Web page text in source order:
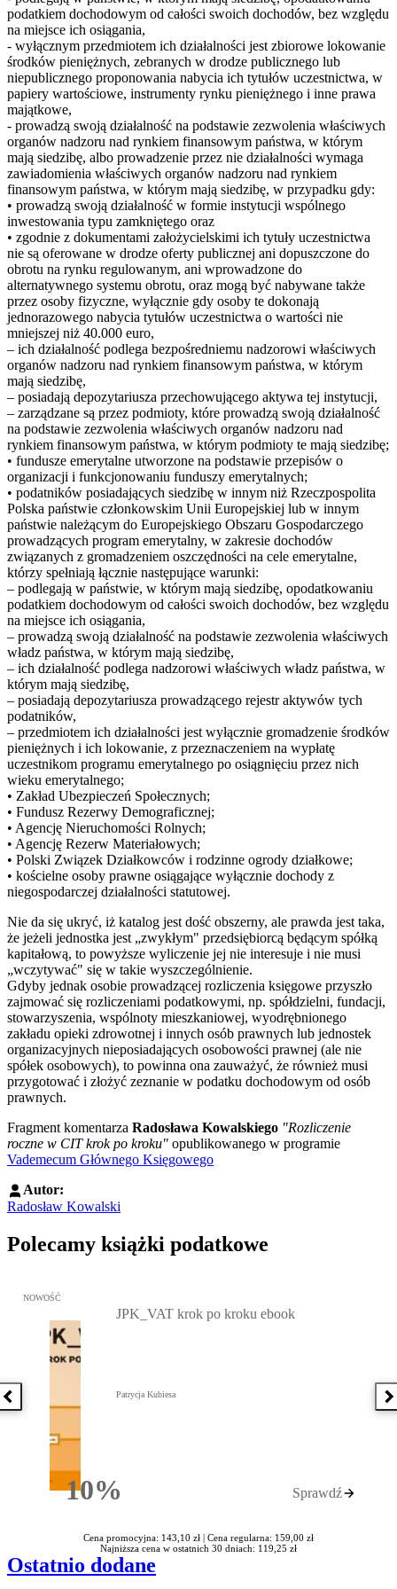
podatkiem dochodowym od całości swoich dochodów, bez względu
na miejsce ich osiągania,
- wyłącznym przedmiotem ich działalności jest zbiorowe lokowanie
środków pieniężnych, zebranych w drodze publicznego lub
niepublicznego proponowania nabycia ich tytułów uczestnictwa, w
papiery wartościowe, instrumenty rynku pieniężnego i inne prawa
majątkowe,
- prowadzą swoją działalność na podstawie zezwolenia właściwych
organów nadzoru nad rynkiem finansowym państwa, w którym
mają siedzibę, albo prowadzenie przez nie działalności wymaga
zawiadomienia właściwych organów nadzoru nad rynkiem
finansowym państwa, w którym mają siedzibę, w przypadku gdy:
• prowadzą swoją działalność w formie instytucji wspólnego
inwestowania typu zamkniętego oraz
• zgodnie z dokumentami założycielskimi ich tytuły uczestnictwa
nie są oferowane w drodze oferty publicznej ani dopuszczone do
obrotu na rynku regulowanym, ani wprowadzone do
alternatywnego systemu obrotu, oraz mogą być nabywane także
przez osoby fizyczne, wyłącznie gdy osoby te dokonają
jednorazowego nabycia tytułów uczestnictwa o wartości nie
mniejszej niż 40.000 euro,
– ich działalność podlega bezpośredniemu nadzorowi właściwych
organów nadzoru nad rynkiem finansowym państwa, w którym
mają siedzibę,
– posiadają depozytariusza przechowującego aktywa tej instytucji,
– zarządzane są przez podmioty, które prowadzą swoją działalność
na podstawie zezwolenia właściwych organów nadzoru nad
rynkiem finansowym państwa, w którym podmioty te mają siedzibę;
• fundusze emerytalne utworzone na podstawie przepisów o
organizacji i funkcjonowaniu funduszy emerytalnych;
• podatników posiadających siedzibę w innym niż Rzeczpospolita
Polska państwie członkowskim Unii Europejskiej lub w innym
państwie należącym do Europejskiego Obszaru Gospodarczego
prowadzących program emerytalny, w zakresie dochodów
związanych z gromadzeniem oszczędności na cele emerytalne,
którzy spełniają łącznie następujące warunki:
– podlegają w państwie, w którym mają siedzibę, opodatkowaniu
podatkiem dochodowym od całości swoich dochodów, bez względu
na miejsce ich osiągania,
– prowadzą swoją działalność na podstawie zezwolenia właściwych
władz państwa, w którym mają siedzibę,
– ich działalność podlega nadzorowi właściwych władz państwa, w
którym mają siedzibę,
– posiadają depozytariusza prowadzącego rejestr aktywów tych
podatników,
– przedmiotem ich działalności jest wyłącznie gromadzenie środków
pieniężnych i ich lokowanie, z przeznaczeniem na wypłatę
uczestnikom programu emerytalnego po osiągnięciu przez nich
wieku emerytalnego;
• Zakład Ubezpieczeń Społecznych;
• Fundusz Rezerwy Demograficznej;
• Agencję Nieruchomości Rolnych;
• Agencję Rezerw Materiałowych;
• Polski Związek Działkowców i rodzinne ogrody działkowe;
• kościelne osoby prawne osiągające wyłącznie dochody z
niegospodarczej działalności statutowej.
Nie da się ukryć, iż katalog jest dość obszerny, ale prawda jest taka,
że jeżeli jednostka jest „zwykłym" przedsiębiorcą będącym spółką
kapitałową, to powyższe wyliczenie jej nie interesuje i nie musi
„wczytywać" się w takie wyszczególnienie.
Gdyby jednak osobie prowadzącej rozliczenia księgowe przyszło
zajmować się rozliczeniami podatkowymi, np. spółdzielni, fundacji,
stowarzyszenia, wspólnoty mieszkaniowej, wyodrębnionego
zakładu opieki zdrowotnej i innych osób prawnych lub jednostek
organizacyjnych nieposiadających osobowości prawnej (ale nie
spółek osobowych), to powinna ona zauważyć, że również musi
przygotować i złożyć zeznanie w podatku dochodowym od osób
prawnych.
Fragment komentarza Radosława Kowalskiego "Rozliczenie
roczne w CIT krok po kroku" opublikowanego w programie
Vademecum Głównego Księgowego
Autor:
Radosław Kowalski
Polecamy książki podatkowe
Poprzednia książka
Przejdź do: JPK_VAT krok po kroku ebook, Patrycja Kubiesa -
NOWOŚĆ
10%Rabatu
JPK_VAT krok po kroku ebook
Patrycja Kubiesa
Sprawdź
Cena promocyjna: 143,10 zł | Cena regularna: 159,00 zł
Najniższa cena w ostatnich 30 dniach: 119,25 zł
Ostatnio dodane